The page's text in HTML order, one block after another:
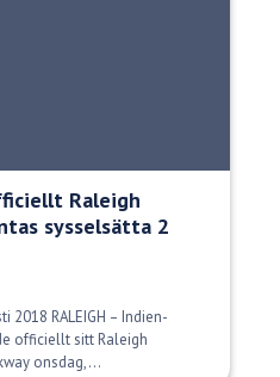
Raleigh
sysselsätta 2
2018 RALEIGH – Indien-
officiellt sitt Raleigh
onsdag,...